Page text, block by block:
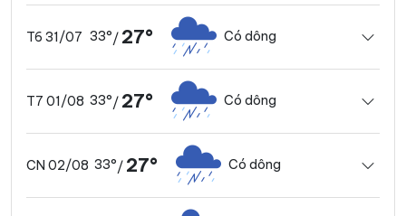
T6 31/07 33°/ 27° Có dông
T7 01/08 33°/ 27° Có dông
CN 02/08 33°/ 27° Có dông